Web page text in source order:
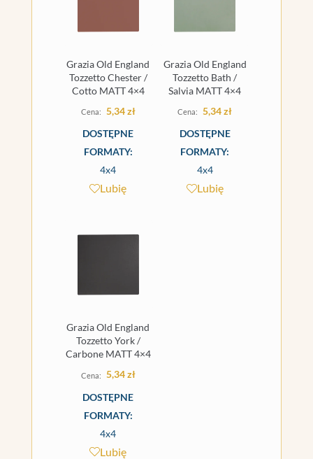
Grazia Old England
Tozzetto Chester /
Cotto MATT 4×4
5,34zł
DOSTĘPNE
FORMATY:
4x4
Lubię
Grazia Old England
Tozzetto Bath /
Salvia MATT 4×4
5,34zł
DOSTĘPNE
FORMATY:
4x4
Lubię
Grazia Old England
Tozzetto York /
Carbone MATT 4×4
5,34zł
DOSTĘPNE
FORMATY:
4x4
Lubię